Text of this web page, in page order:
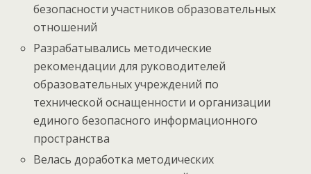
безопасности участников образовательных
отношений
Разрабатывались методические
рекомендации для руководителей
образовательных учреждений по
технической оснащенности и организации
единого безопасного информационного
пространства
Велась доработка методических